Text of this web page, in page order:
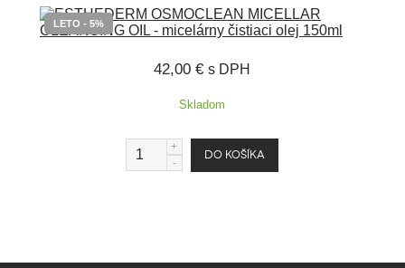
LETO - 5%
42,00 € s DPH
Skladom